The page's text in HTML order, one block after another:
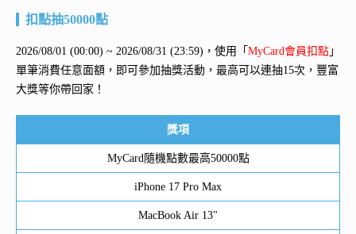
扣點抽50000點
2026/08/01 (00:00) ~ 2026/08/31 (23:59)，使用「 MyCard會員扣點 」
單筆消費任意面額，即可參加抽獎活動，最高可以連抽15次，豐富
大獎等你帶回家！
獎項
MyCard隨機點數最高50000點
iPhone 17 Pro Max
MacBook Air 13"